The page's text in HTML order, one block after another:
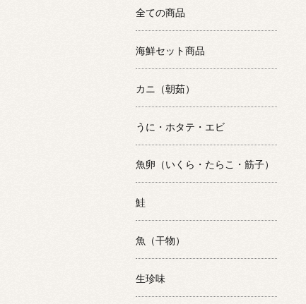
全ての商品
海鮮セット商品
カニ（朝茹）
うに・ホタテ・エビ
魚卵（いくら・たらこ・筋子）
鮭
魚（干物）
生珍味